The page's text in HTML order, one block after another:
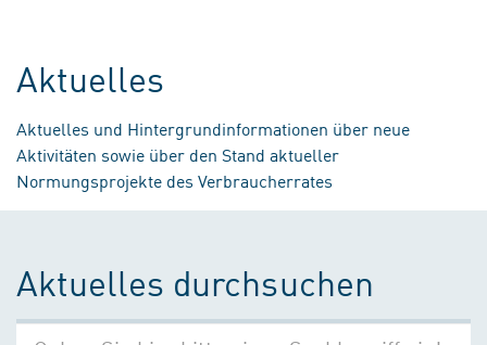
Aktuelles
Aktuelles und Hintergrundinformationen über neue
Aktivitäten sowie über den Stand aktueller
Normungsprojekte des Verbraucherrates
Aktuelles durchsuchen